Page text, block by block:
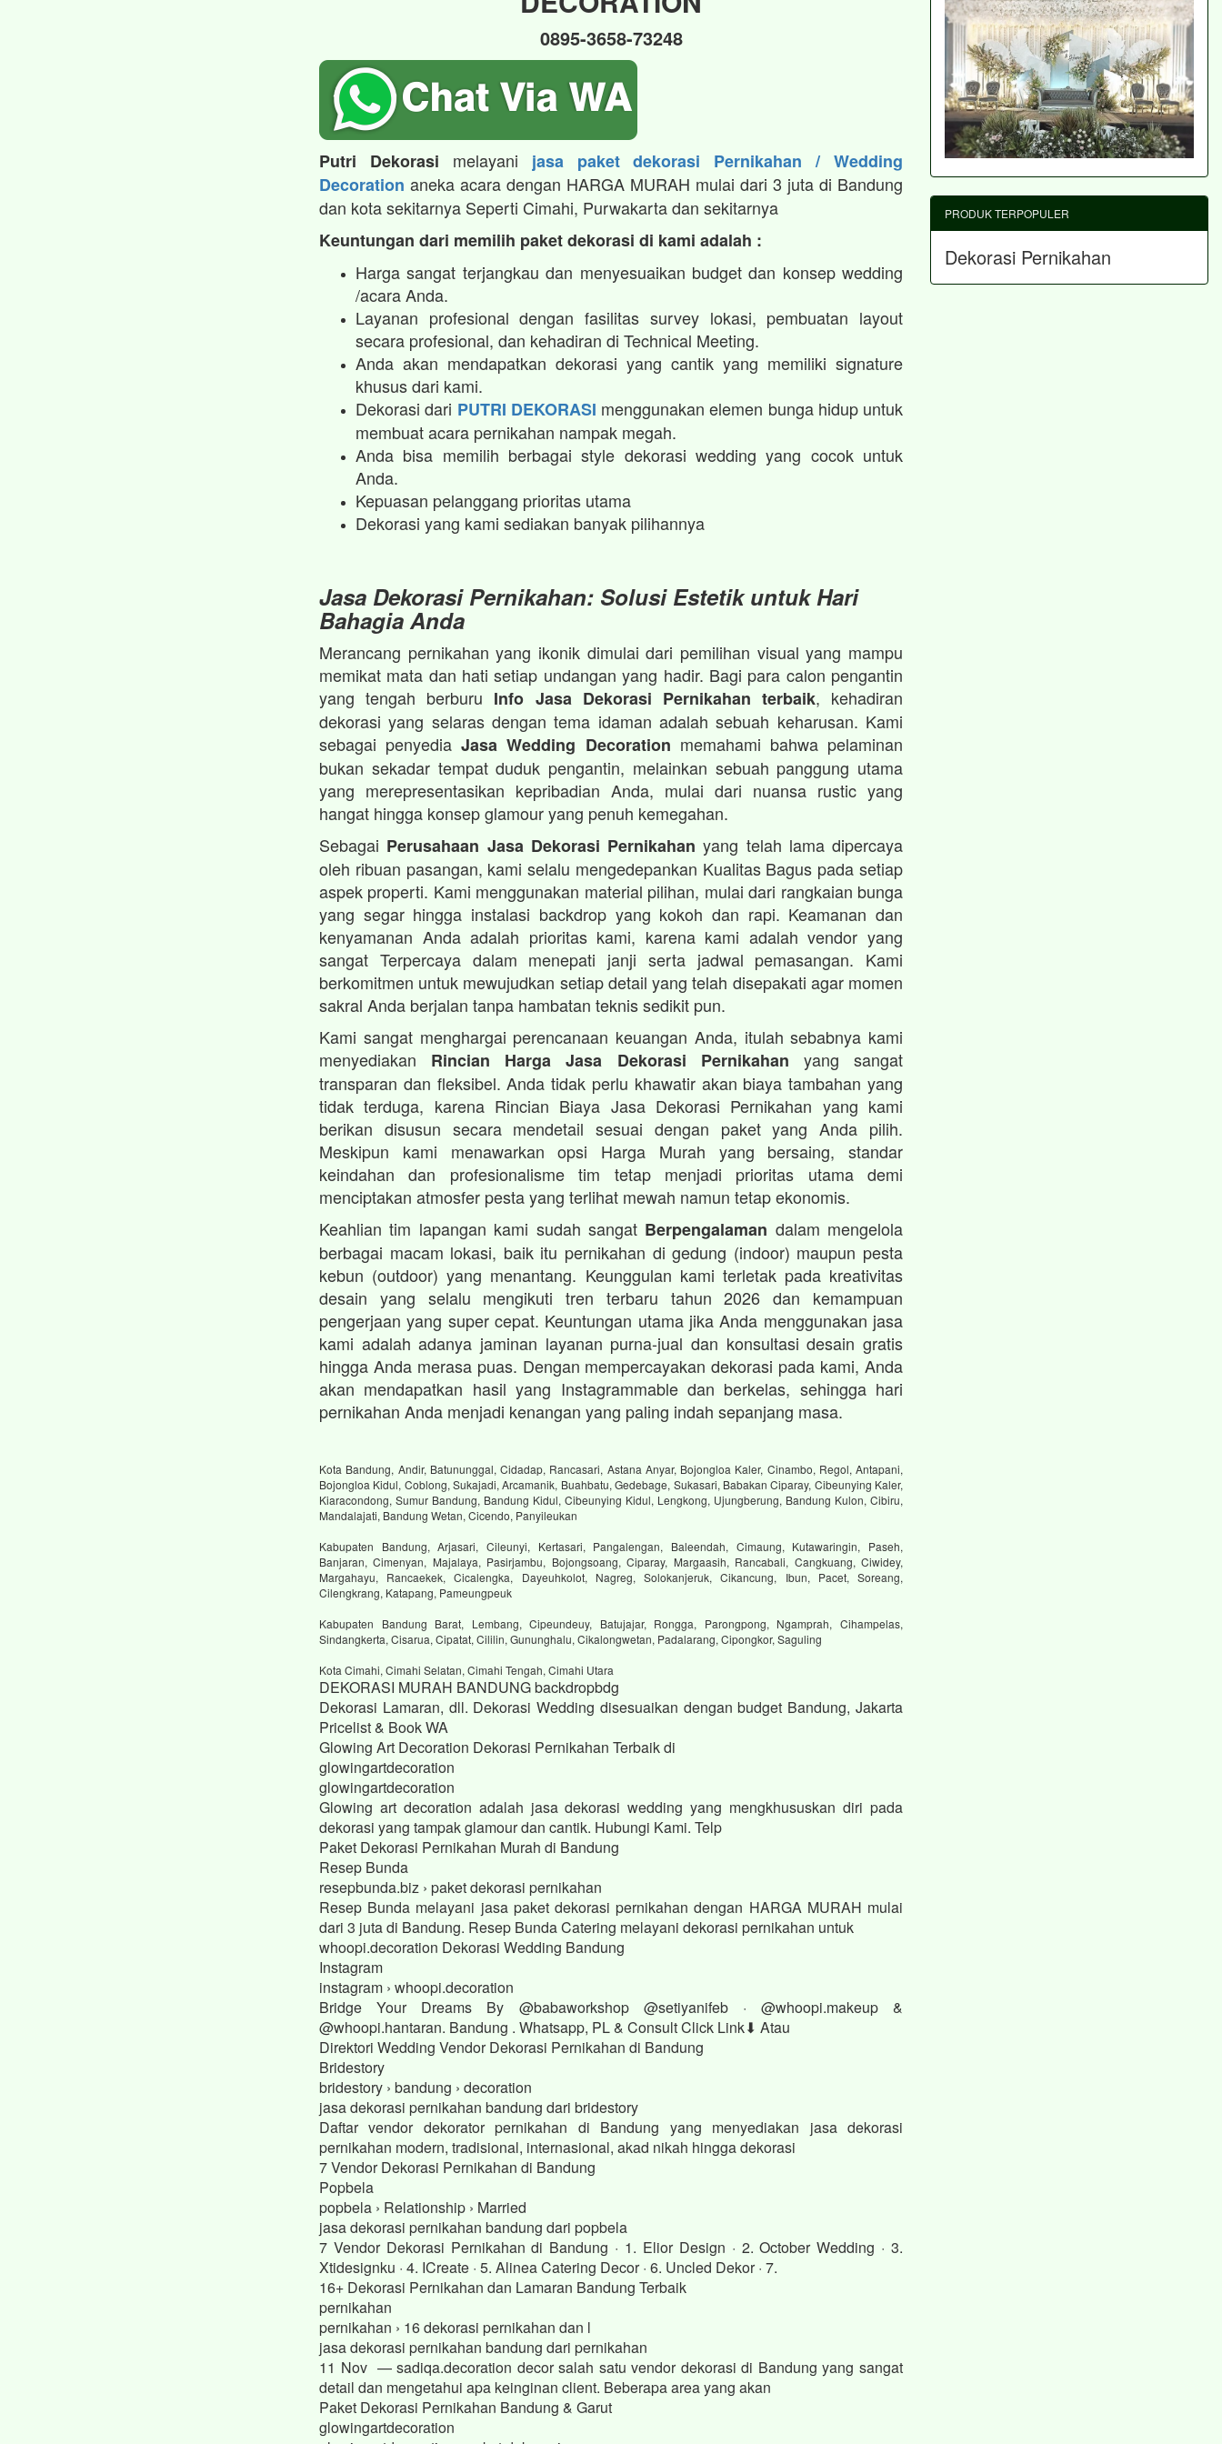
0895-3658-73248
Putri Dekorasi melayani jasa paket dekorasi Pernikahan / Wedding
Decoration aneka acara dengan HARGA MURAH mulai dari 3 juta di Bandung
dan kota sekitarnya Seperti Cimahi, Purwakarta dan sekitarnya
Keuntungan dari memilih paket dekorasi di kami adalah :
Harga sangat terjangkau dan menyesuaikan budget dan konsep wedding
/acara Anda.
Layanan profesional dengan fasilitas survey lokasi, pembuatan layout
secara profesional, dan kehadiran di Technical Meeting.
Anda akan mendapatkan dekorasi yang cantik yang memiliki signature
khusus dari kami.
Dekorasi dari PUTRI DEKORASI menggunakan elemen bunga hidup untuk
membuat acara pernikahan nampak megah.​
Anda bisa memilih berbagai style dekorasi wedding yang cocok untuk
Anda.
Kepuasan pelanggang prioritas utama
Dekorasi yang kami sediakan banyak pilihannya
Jasa Dekorasi Pernikahan: Solusi Estetik untuk Hari
Bahagia Anda
Merancang pernikahan yang ikonik dimulai dari pemilihan visual yang mampu
memikat mata dan hati setiap undangan yang hadir. Bagi para calon pengantin
yang tengah berburu Info Jasa Dekorasi Pernikahan terbaik, kehadiran
dekorasi yang selaras dengan tema idaman adalah sebuah keharusan. Kami
sebagai penyediaJasa Wedding Decoration memahami bahwa pelaminan
bukan sekadar tempat duduk pengantin, melainkan sebuah panggung utama
yang merepresentasikan kepribadian Anda, mulai dari nuansa rustic yang
hangat hingga konsep glamour yang penuh kemegahan.
Sebagai Perusahaan Jasa Dekorasi Pernikahan yang telah lama dipercaya
oleh ribuan pasangan, kami selalu mengedepankan Kualitas Bagus pada setiap
aspek properti. Kami menggunakan material pilihan, mulai dari rangkaian bunga
yang segar hingga instalasi backdrop yang kokoh dan rapi. Keamanan dan
kenyamanan Anda adalah prioritas kami, karena kami adalah vendor yang
sangat Terpercaya dalam menepati janji serta jadwal pemasangan. Kami
berkomitmen untuk mewujudkan setiap detail yang telah disepakati agar momen
sakral Anda berjalan tanpa hambatan teknis sedikit pun.
Kami sangat menghargai perencanaan keuangan Anda, itulah sebabnya kami
menyediakan Rincian Harga Jasa Dekorasi Pernikahan yang sangat
transparan dan fleksibel. Anda tidak perlu khawatir akan biaya tambahan yang
tidak terduga, karena Rincian Biaya Jasa Dekorasi Pernikahan yang kami
berikan disusun secara mendetail sesuai dengan paket yang Anda pilih.
Meskipun kami menawarkan opsi Harga Murah yang bersaing, standar
keindahan dan profesionalisme tim tetap menjadi prioritas utama demi
menciptakan atmosfer pesta yang terlihat mewah namun tetap ekonomis.
Keahlian tim lapangan kami sudah sangat Berpengalaman dalam mengelola
berbagai macam lokasi, baik itu pernikahan di gedung (indoor) maupun pesta
kebun (outdoor) yang menantang. Keunggulan kami terletak pada kreativitas
desain yang selalu mengikuti tren terbaru tahun 2026 dan kemampuan
pengerjaan yang super cepat. Keuntungan utama jika Anda menggunakan jasa
kami adalah adanya jaminan layanan purna-jual dan konsultasi desain gratis
hingga Anda merasa puas. Dengan mempercayakan dekorasi pada kami, Anda
akan mendapatkan hasil yang Instagrammable dan berkelas, sehingga hari
pernikahan Anda menjadi kenangan yang paling indah sepanjang masa.
Kota Bandung, Andir, Batununggal, Cidadap, Rancasari, Astana Anyar, Bojongloa Kaler, Cinambo, Regol, Antapani,
Bojongloa Kidul, Coblong, Sukajadi, Arcamanik, Buahbatu, Gedebage, Sukasari, Babakan Ciparay, Cibeunying Kaler,
Kiaracondong, Sumur Bandung, Bandung Kidul, Cibeunying Kidul, Lengkong, Ujungberung, Bandung Kulon, Cibiru,
Mandalajati, Bandung Wetan, Cicendo, Panyileukan
Kabupaten Bandung, Arjasari, Cileunyi, Kertasari, Pangalengan, Baleendah, Cimaung, Kutawaringin, Paseh,
Banjaran, Cimenyan, Majalaya, Pasirjambu, Bojongsoang, Ciparay, Margaasih, Rancabali, Cangkuang, Ciwidey,
Margahayu, Rancaekek, Cicalengka, Dayeuhkolot, Nagreg, Solokanjeruk, Cikancung, Ibun, Pacet, Soreang,
Cilengkrang, Katapang, Pameungpeuk
Kabupaten Bandung Barat, Lembang, Cipeundeuy, Batujajar, Rongga, Parongpong, Ngamprah, Cihampelas,
Sindangkerta, Cisarua, Cipatat, Cililin, Gununghalu, Cikalongwetan, Padalarang, Cipongkor, Saguling
Kota Cimahi, Cimahi Selatan, Cimahi Tengah, Cimahi Utara
DEKORASI MURAH BANDUNG backdropbdg
Dekorasi Lamaran, dll. Dekorasi Wedding disesuaikan dengan budget Bandung, Jakarta
Pricelist & Book WA
Glowing Art Decoration Dekorasi Pernikahan Terbaik di
glowingartdecoration
glowingartdecoration
Glowing art decoration adalah jasa dekorasi wedding yang mengkhususkan diri pada
dekorasi yang tampak glamour dan cantik. Hubungi Kami. Telp
Paket Dekorasi Pernikahan Murah di Bandung
Resep Bunda
resepbunda.biz › paket dekorasi pernikahan
Resep Bunda melayani jasa paket dekorasi pernikahan dengan HARGA MURAH mulai
dari 3 juta di Bandung. Resep Bunda Catering melayani dekorasi pernikahan untuk
whoopi.decoration Dekorasi Wedding Bandung
Instagram
instagram › whoopi.decoration
Bridge Your Dreams By @babaworkshop @setiyanifeb · @whoopi.makeup &
@whoopi.hantaran. Bandung . Whatsapp, PL & Consult Click Link⬇ Atau
Direktori Wedding Vendor Dekorasi Pernikahan di Bandung
Bridestory
bridestory › bandung › decoration
jasa dekorasi pernikahan bandung dari bridestory
Daftar vendor dekorator pernikahan di Bandung yang menyediakan jasa dekorasi
pernikahan modern, tradisional, internasional, akad nikah hingga dekorasi
7 Vendor Dekorasi Pernikahan di Bandung
Popbela
popbela › Relationship › Married
jasa dekorasi pernikahan bandung dari popbela
7 Vendor Dekorasi Pernikahan di Bandung · 1. Elior Design · 2. October Wedding · 3.
Xtidesignku · 4. ICreate · 5. Alinea Catering Decor · 6. Uncled Dekor · 7.
16+ Dekorasi Pernikahan dan Lamaran Bandung Terbaik
pernikahan
pernikahan › 16 dekorasi pernikahan dan l
jasa dekorasi pernikahan bandung dari pernikahan
11 Nov — sadiqa.decoration decor salah satu vendor dekorasi di Bandung yang sangat
detail dan mengetahui apa keinginan client. Beberapa area yang akan
Paket Dekorasi Pernikahan Bandung & Garut
glowingartdecoration
PRODUK TERPOPULER
Dekorasi Pernikahan